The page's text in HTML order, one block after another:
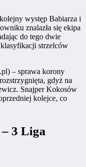
występ Babiarza i
znalazła się ekipa
do tego dwie
strzelców
– sprawa korony
gdyż na
Snajper Kokosów
kolejce, co
3 Liga